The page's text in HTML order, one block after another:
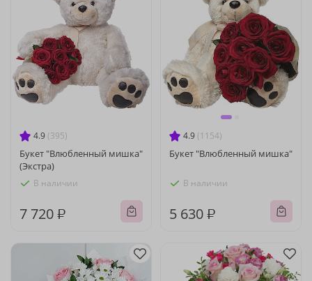
4.9 (395)
Букет "Влюбленный мишка"
(Экстра)
В наличии
7 720 ₽
4.9 (1154)
Букет "Влюбленный мишка"
В наличии
5 630 ₽